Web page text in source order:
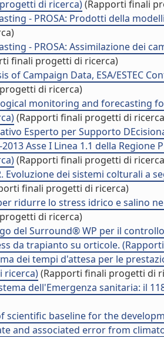
di ricerca)(Rapporti finali
- PROSA: Prodotti della
- PROSA: Assimilazione dei
finali progetti di ricerca)
of Campaign Data, ESA/ESTEC
di ricerca)
monitoring and forecasting
(Rapporti finali progetti di
Esperto per Supporto
Asse I Linea 1.1 della Regione
(Rapporti finali progetti di
Evoluzione dei sistemi colturali a
finali progetti di ricerca)
per ridurre lo stress idrico e salino
di ricerca)
del Surround® WP per il
da trapianto su orticole.
dei tempi d'attesa per le
ricerca)(Rapporti finali progetti di
dell'Emergenza sanitaria: il
scientific baseline for the
and associated error from